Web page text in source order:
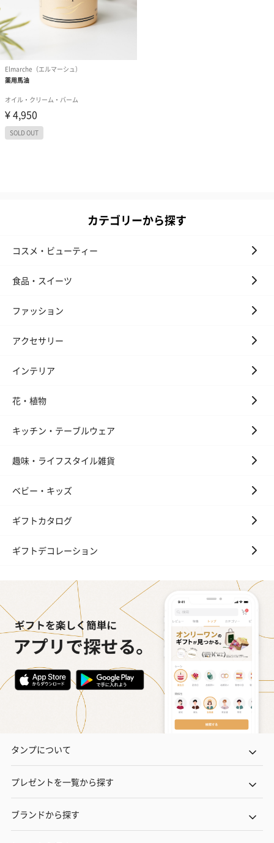
カテゴリーから探す
コスメ・ビューティー
食品・スイーツ
ファッション
アクセサリー
インテリア
花・植物
キッチン・テーブルウェア
趣味・ライフスタイル雑貨
ベビー・キッズ
ギフトカタログ
ギフトデコレーション
タンプについて
プレゼントを一覧から探す
ブランドから探す